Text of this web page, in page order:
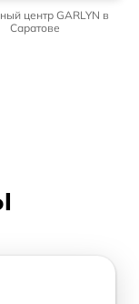
центр GARLYN в
Саратове